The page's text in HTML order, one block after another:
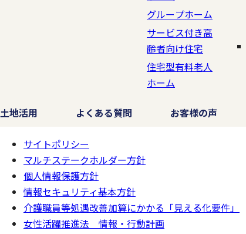
グループホーム
サービス付き高
齢者向け住宅
住宅型有料老人
ホーム
土地活用 よくある質問 お客様の声
ページの
一番上へ
サイトポリシー
マルチステークホルダー方針
個人情報保護方針
情報セキュリティ基本方針
介護職員等処遇改善加算にかかる「見える化要件」
女性活躍推進法 情報・行動計画